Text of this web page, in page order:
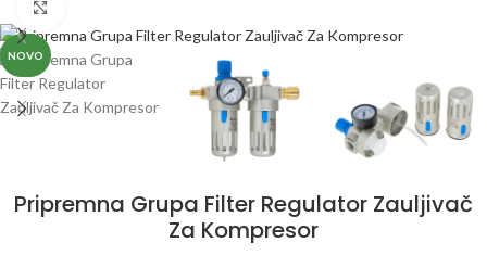
NOVO
Pripremna Grupa Filter Regulator Zauljivač
Za Kompresor